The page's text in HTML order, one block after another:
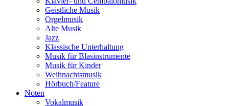
Geistliche Musik
Orgelmusik
Alte Musik
Jazz
Klassische Unterhaltung
Musik für Blasinstrumente
Musik für Kinder
Weihnachtsmusik
Hörbuch/Feature
Noten
Vokalmusik